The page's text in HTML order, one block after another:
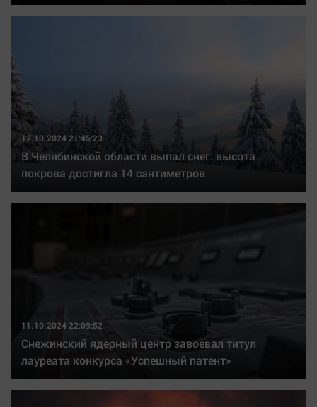
12.10.2024 21:45:23
В Челябинской области выпал снег: высота
покрова достигла 14 сантиметров
11.10.2024 22:09:52
Снежинский ядерный центр завоевал титул
лауреата конкурса «Успешный патент»